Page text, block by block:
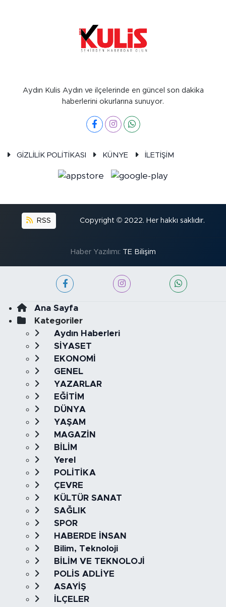
Aydın Kulis Aydın ve ilçelerinde en güncel son dakika
haberlerini okurlarına sunuyor.
GİZLİLİK POLİTİKASI KÜNYE İLETİŞİM
RSS Copyright © 2022. Her hakkı saklıdır.
Haber Yazılımı: TE Bilişim
Ana Sayfa
Kategoriler
Aydın Haberleri
SİYASET
EKONOMİ
GENEL
YAZARLAR
EĞİTİM
DÜNYA
YAŞAM
MAGAZİN
BİLİM
Yerel
POLİTİKA
ÇEVRE
KÜLTÜR SANAT
SAĞLIK
SPOR
HABERDE İNSAN
Bilim, Teknoloji
BİLİM VE TEKNOLOJİ
POLİS ADLİYE
ASAYİŞ
İLÇELER